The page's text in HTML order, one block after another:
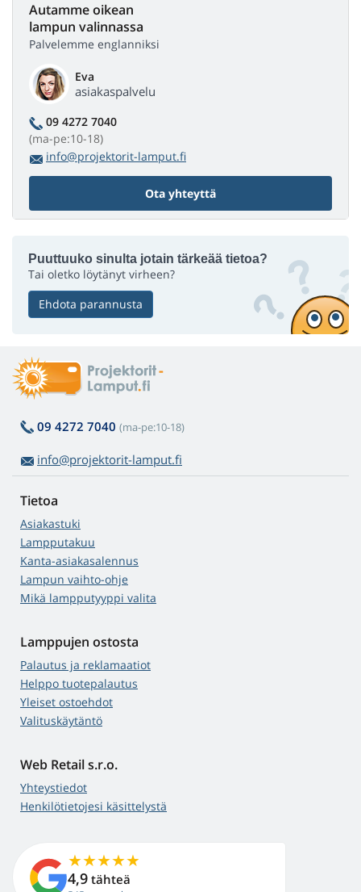
Autamme oikean
lampun valinnassa
Palvelemme englanniksi
Eva
asiakaspalvelu
09 4272 7040
(ma-pe:10-18)
info@projektorit-lamput.fi
Ota yhteyttä
Puuttuuko sinulta jotain tärkeää tietoa?
Tai oletko löytänyt virheen?
Ehdota parannusta
09 4272 7040 (ma-pe:10-18)
info@projektorit-lamput.fi
Tietoa
Asiakastuki
Lampputakuu
Kanta-asiakasalennus
Lampun vaihto-ohje
Mikä lampputyyppi valita
Lamppujen ostosta
Palautus ja reklamaatiot
Helppo tuotepalautus
Yleiset ostoehdot
Valituskäytäntö
Web Retail s.r.o.
Yhteystiedot
Henkilötietojesi käsittelystä
4,9 tähteä